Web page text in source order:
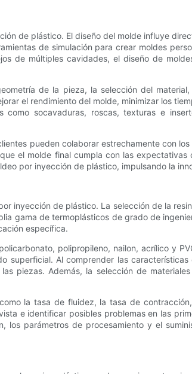
de plástico. El diseño del molde influye
de simulación para crear moldes
de múltiples cavidades, el diseño de
de la pieza, la selección del
el rendimiento del molde, minimizar los
socavaduras, roscas, texturas e
pueden colaborar estrechamente con
el molde final cumpla con las
por inyección de plástico, impulsando la
inyección de plástico. La selección de la
gama de termoplásticos de grado de
específica.
polipropileno, nailon, acrílico y
superficial. Al comprender las
piezas. Además, la selección de
la tasa de fluidez, la tasa de
e identificar posibles problemas en las
los parámetros de procesamiento y el